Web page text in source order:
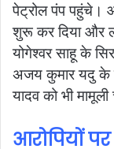
पेट्रोल पंप पहुंचे।
शुरू कर दिया और
योगेश्वर साहू के
अजय कुमार यदु के
यादव को भी
आरोपियों